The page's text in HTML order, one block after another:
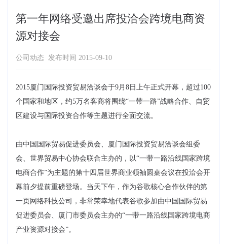
第一年网络受邀出席投洽会跨境电商资
源对接会
公司动态 发布时间 2015-09-10
2015厦门国际投资贸易洽谈会于9月8日上午正式开幕，超过100
个国家和地区，约5万名客商将围绕“一带一路”战略合作、自贸
区建设与国际投资合作等主题进行全面交流。
由中国国际贸易促进委员会、厦门国际投资贸易洽谈会组委
会、世界贸易中心协会联合主办的，以“一带一路沿线国家跨境
电商合作”为主题的第十四届世界商业领袖圆桌会议在投洽会开
幕前夕提前重磅登场。当天下午，作为谷歌核心合作伙伴的第
一页网络科技公司，非常荣幸地代表谷歌参加由中国国际贸易
促进委员会、厦门市委员会主办的“一带一路沿线国家跨境电商
产业资源对接会”。